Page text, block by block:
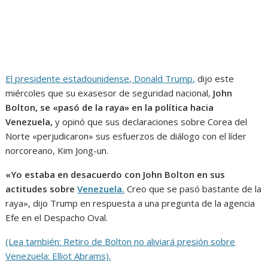
El presidente estadounidense, Donald Trump, dijo este
miércoles que su exasesor de seguridad nacional, John
Bolton, se «pasó de la raya» en la política hacia
Venezuela, y opinó que sus declaraciones sobre Corea del
Norte «perjudicaron» sus esfuerzos de diálogo con el líder
norcoreano, Kim Jong-un.
«Yo estaba en desacuerdo con John Bolton en sus
actitudes sobreVenezuela. Creo que se pasó bastante de la
raya», dijo Trump en respuesta a una pregunta de la agencia
Efe en el Despacho Oval.
(Lea también: Retiro de Bolton no aliviará presión sobre
Venezuela: Elliot Abrams).